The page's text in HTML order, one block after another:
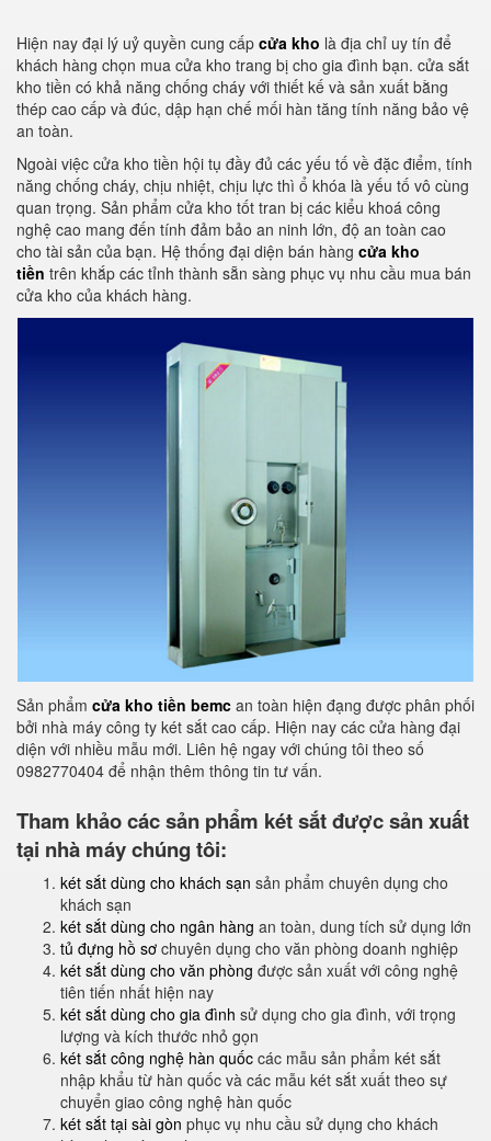
Hiện nay đại lý uỷ quyền cung cấp cửa kho là địa chỉ uy tín để
khách hàng chọn mua cửa kho trang bị cho gia đình bạn. cửa sắt
kho tiền có khả năng chống cháy với thiết kế và sản xuất bằng
thép cao cấp và đúc, dập hạn chế mối hàn tăng tính năng bảo vệ
an toàn.
Ngoài việc cửa kho tiền hội tụ đầy đủ các yếu tố về đặc điểm, tính
năng chống cháy, chịu nhiệt, chịu lực thì ổ khóa là yếu tố vô cùng
quan trọng. Sản phẩm cửa kho tốt tran bị các kiểu khoá công
nghệ cao mang đến tính đảm bảo an ninh lớn, độ an toàn cao
cho tài sản của bạn. Hệ thống đại diện bán hàng cửa kho
tiền trên khắp các tỉnh thành sẵn sàng phục vụ nhu cầu mua bán
cửa kho của khách hàng.
Sản phẩm cửa kho tiền bemc an toàn hiện đạng được phân phối
bởi nhà máy công ty két sắt cao cấp. Hiện nay các cửa hàng đại
diện với nhiều mẫu mới. Liên hệ ngay với chúng tôi theo số
0982770404 để nhận thêm thông tin tư vấn.
Tham khảo các sản phẩm két sắt được sản xuất
tại nhà máy chúng tôi:
két sắt dùng cho khách sạn sản phẩm chuyên dụng cho
khách sạn
két sắt dùng cho ngân hàng an toàn, dung tích sử dụng lớn
tủ đựng hồ sơ chuyên dụng cho văn phòng doanh nghiệp
két sắt dùng cho văn phòng được sản xuất với công nghệ
tiên tiến nhất hiện nay
két sắt dùng cho gia đình sử dụng cho gia đình, với trọng
lượng và kích thước nhỏ gọn
két sắt công nghệ hàn quốc các mẫu sản phẩm két sắt
nhập khẩu từ hàn quốc và các mẫu két sắt xuất theo sự
chuyển giao công nghệ hàn quốc
két sắt tại sài gòn phục vụ nhu cầu sử dụng cho khách